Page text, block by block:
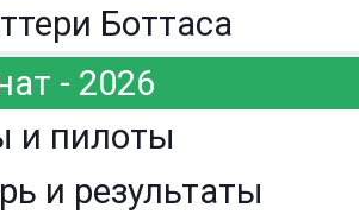
Боттаса
- 2026
и пилоты
и результаты